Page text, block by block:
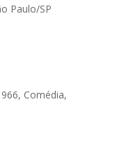
Paulo/SP
Comédia,